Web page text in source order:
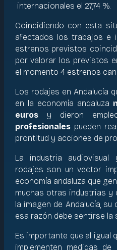
internacionales el 27,74 %.
Coincidiendo con esta
afectados los trabajos e
estrenos previstos
por valorar los previstos
el momento 4 estrenos
Los rodajes en Andalucía
en la economía andaluza
eurosy dieron
profesionalespueden
prontitud y acciones de
La industria
rodajes son un vector
economía andaluza que
muchas otras industrias y
la imagen de Andalucía,
esa razón debe sentirse la
Es importante que al igual
implementen medidas